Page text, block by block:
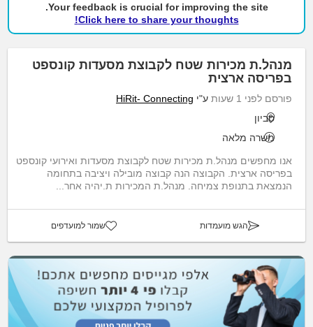
Your feedback is crucial for improving the site.
Click here to share your thoughts!
מנהל.ת מכירות שטח לקבוצת מסעדות קונספט
בפריסה ארצית
פורסם לפני 1 שעות ע"י HiRit- Connecting
סביון
משרה מלאה
אנו מחפשים מנהל.ת מכירות שטח לקבוצת מסעדות ואירועי קונספט
בפריסה ארצית. הקבוצה הנה קבוצה מובילה ויציבה בתחומה
הנמצאת בתנופת צמיחה. מנהל.ת המכירות ת.יהיה אחר...
הגש מועמדות שמור למועדפים